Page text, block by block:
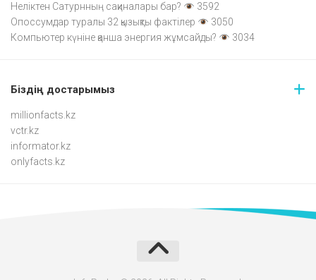
Неліктен Сатурнның сақиналары бар?
3592
Опоссумдар туралы 32 қызықты фактілер
3050
Компьютер күніне қанша энергия жұмсайды?
3034
Біздің достарымыз
millionfacts.kz
vctr.kz
informator.kz
onlyfacts.kz